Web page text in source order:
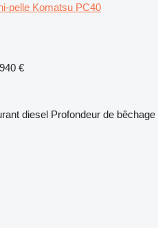
pelle Komatsu PC40
€
diesel Profondeur de bêchage